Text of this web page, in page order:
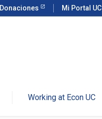
Donaciones Mi Portal UC
Working at Econ UC